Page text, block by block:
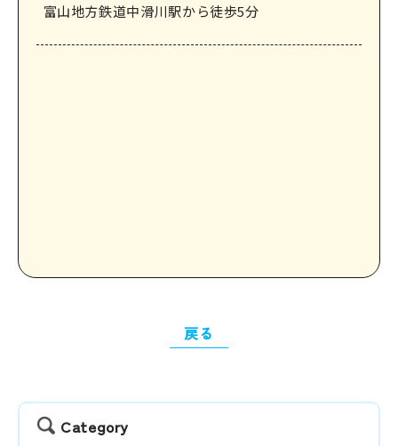
富山地方鉄道中滑川駅から徒歩5分
戻る
Category